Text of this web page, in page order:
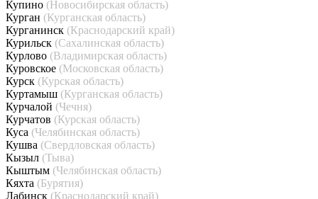
Купино (Новосибирская область)
Курган (Курганская область)
Курганинск (Краснодарский край)
Курильск (Сахалинская область)
Курлово (Владимирская область)
Куровское (Московская область)
Курск (Курская область)
Куртамыш (Курганская область)
Курчалой (Чечня)
Курчатов (Курская область)
Куса (Челябинская область)
Кушва (Свердловская область)
Кызыл (Тыва)
Кыштым (Челябинская область)
Кяхта (Бурятия)
Лабинск (Краснодарский край)